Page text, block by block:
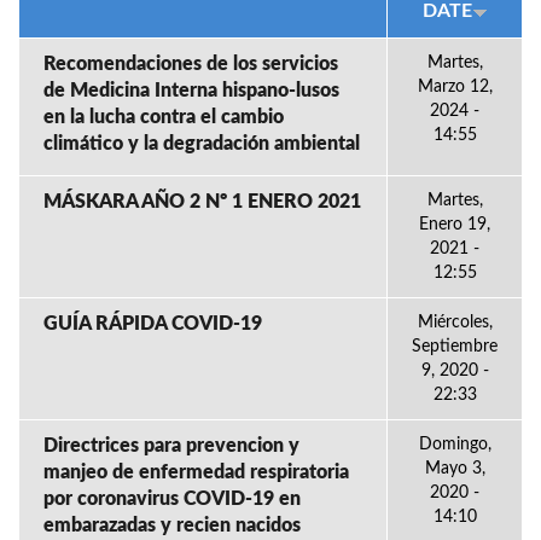
DATE
Recomendaciones de los servicios
de Medicina Interna hispano-lusos
en la lucha contra el cambio
climático y la degradación ambiental
Martes,
Marzo 12,
2024 -
14:55
MÁSKARA AÑO 2 Nº 1 ENERO 2021
Martes,
Enero 19,
2021 -
12:55
GUÍA RÁPIDA COVID-19
Miércoles,
Septiembre
9, 2020 -
22:33
Directrices para prevencion y
manjeo de enfermedad respiratoria
por coronavirus COVID-19 en
embarazadas y recien nacidos
Domingo,
Mayo 3,
2020 -
14:10